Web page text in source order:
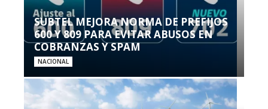
SUBTEL MEJORA NORMA DE PREFIJOS
600 Y 809 PARA EVITAR ABUSOS EN
COBRANZAS Y SPAM
NACIONAL